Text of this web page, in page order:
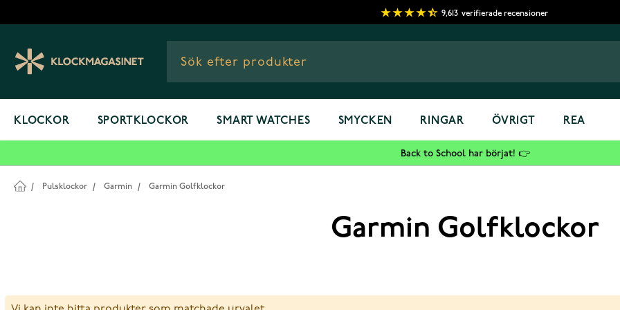
9,613 verifierade recensioner
KLOCKOR SPORTKLOCKOR SMART WATCHES SMYCKEN RINGAR ÖVRIGT REA
Back to School har börjat! 👉
/ Pulsklockor / Garmin / Garmin Golfklockor
Garmin Golfklockor